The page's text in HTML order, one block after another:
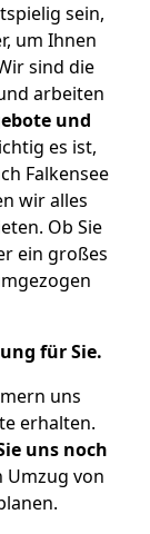
sein,
um Ihnen
sind die
arbeiten
und
es ist,
Falkensee
wir alles
Ob Sie
ein großes
für Sie.
uns
erhalten.
uns noch
Umzug von